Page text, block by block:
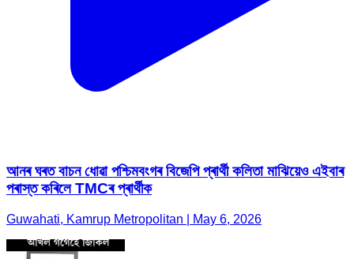
আনৰ ঘৰত বাচন ধোৱা পশ্চিমবংগৰ বিজেপি প্ৰাৰ্থী কলিতা মাঝিয়েও এইবাৰ
পৰাস্ত কৰিলে TMCৰ প্ৰাৰ্থীক
Guwahati, Kamrup Metropolitan | May 6, 2026